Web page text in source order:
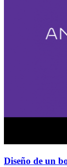
Diseño de un